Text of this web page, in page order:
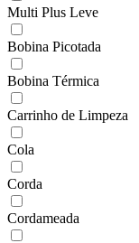
Multi Plus Leve
Bobina Picotada
Bobina Térmica
Carrinho de Limpeza
Cola
Corda
Cordameada